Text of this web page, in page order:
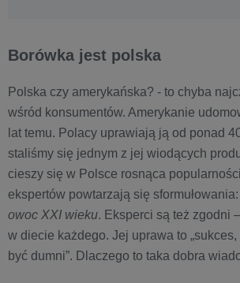
Borówka jest polska
Polska czy amerykańska? - to chyba
wśród konsumentów. Amerykanie
lat temu. Polacy uprawiają ją od ponad
staliśmy się jednym z jej wiodących
cieszy się w Polsce rosnąca
ekspertów powtarzają się sformułowania:
owoc XXI wieku. Eksperci są też zgodni
w diecie każdego. Jej uprawa to
być dumni”. Dlaczego to taka dobra